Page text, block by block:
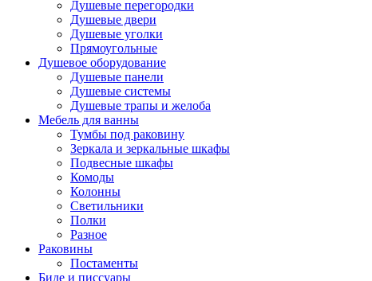
Душевые перегородки
Душевые двери
Душевые уголки
Прямоугольные
Душевое оборудование
Душевые панели
Душевые системы
Душевые трапы и желоба
Мебель для ванны
Тумбы под раковину
Зеркала и зеркальные шкафы
Подвесные шкафы
Комоды
Колонны
Светильники
Полки
Разное
Раковины
Постаменты
Биде и писсуары